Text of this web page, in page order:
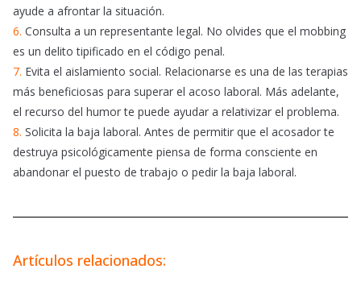
ayude a afrontar la situación.
6. Consulta a un representante legal. No olvides que el mobbing
es un delito tipificado en el código penal.
7. Evita el aislamiento social. Relacionarse es una de las terapias
más beneficiosas para superar el acoso laboral. Más adelante,
el recurso del humor te puede ayudar a relativizar el problema.
8. Solicita la baja laboral. Antes de permitir que el acosador te
destruya psicológicamente piensa de forma consciente en
abandonar el puesto de trabajo o pedir la baja laboral.
Artículos relacionados: